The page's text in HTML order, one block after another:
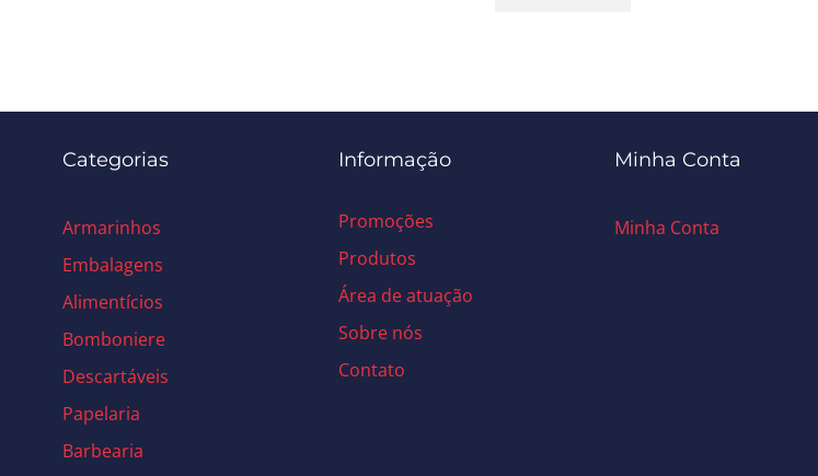
Categorias
Armarinhos
Embalagens
Alimentícios
Bomboniere
Descartáveis
Papelaria
Barbearia
Informação
Promoções
Produtos
Área de atuação
Sobre nós
Contato
Minha Conta
Minha Conta